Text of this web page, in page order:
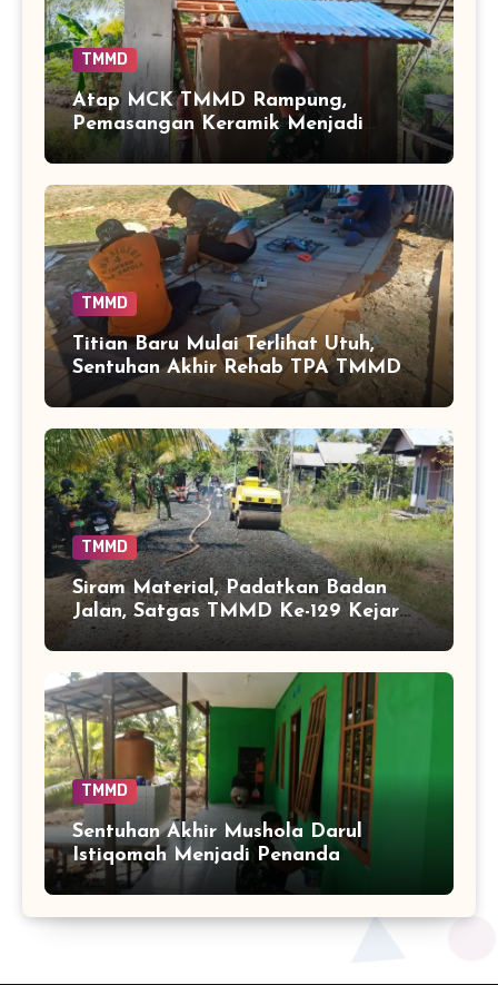
TMMD
Atap MCK TMMD Rampung,
Pemasangan Keramik Menjadi
Sentuhan Akhir Fasilitas Sanitasi di
Tamban Bangun
TMMD
Titian Baru Mulai Terlihat Utuh,
Sentuhan Akhir Rehab TPA TMMD
Perkuat Akses Warga di Tamban
Bangun
TMMD
Siram Material, Padatkan Badan
Jalan, Satgas TMMD Ke-129 Kejar
Kualitas Akses Desa Tamban
Bangun
TMMD
Sentuhan Akhir Mushola Darul
Istiqomah Menjadi Penanda
Hadirnya Ruang Ibadah yang Lebih